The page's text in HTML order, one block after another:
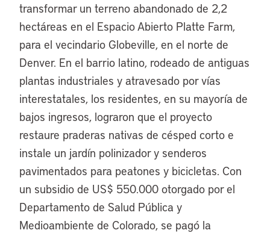
transformar un terreno abandonado de 2,2
hectáreas en el Espacio Abierto Platte Farm,
para el vecindario Globeville, en el norte de
Denver. En el barrio latino, rodeado de antiguas
plantas industriales y atravesado por vías
interestatales, los residentes, en su mayoría de
bajos ingresos, lograron que el proyecto
restaure praderas nativas de césped corto e
instale un jardín polinizador y senderos
pavimentados para peatones y bicicletas. Con
un subsidio de US$ 550.000 otorgado por el
Departamento de Salud Pública y
Medioambiente de Colorado, se pagó la